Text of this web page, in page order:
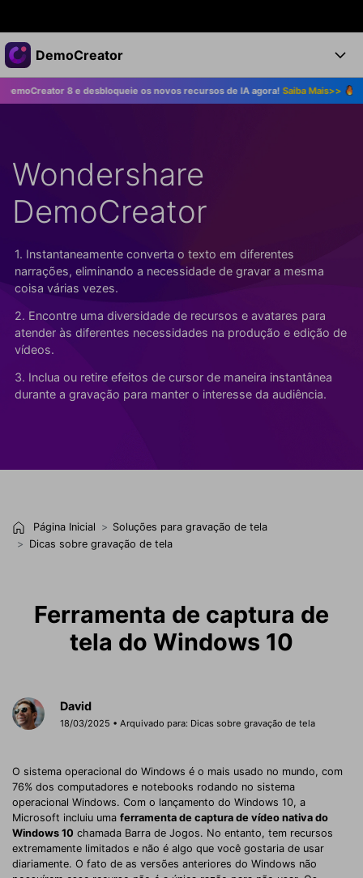
Produtos em destaque
Criatividade digital com IA generativa
Utilitários
Negócios
Sala de imprensa
Loja
Suporte
DemoCreator
Produtos
Recursos
Todos os recursos >
Recursos de IA
Dicas de IA
Todos os recursos de IA >
Soluções
DemoCreator para
Blog
Mais Soluções >
Central de Ajuda
Começe a Usar
Suporte
TESTE GRÁTIS COMPRE AGORA
Entrar
8 e desbloqueie os novos recursos de IA agora! Saiba Mais>> Atualize
Wondershare
DemoCreator
1. Instantaneamente converta o texto em diferentes
narrações, eliminando a necessidade de gravar a mesma
coisa várias vezes.
2. Encontre uma diversidade de recursos e avatares para
atender às diferentes necessidades na produção e edição de
vídeos.
3. Inclua ou retire efeitos de cursor de maneira instantânea
durante a gravação para manter o interesse da audiência.
Página Inicial
Soluções para gravação de tela
Dicas sobre gravação de tela
Ferramenta de captura de
tela do Windows 10
David
18/03/2025 • Arquivado para: Dicas sobre gravação de tela
O sistema operacional do Windows é o mais usado no mundo, com
76% dos computadores e notebooks rodando no sistema
operacional Windows. Com o lançamento do Windows 10, a
Microsoft incluiu uma ferramenta de captura de vídeo nativa do
Windows 10 chamada Barra de Jogos. No entanto, tem recursos
extremamente limitados e não é algo que você gostaria de usar
diariamente. O fato de as versões anteriores do Windows não